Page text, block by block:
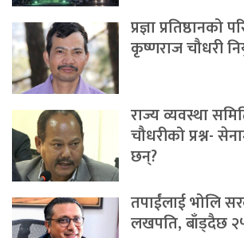
प्रज्ञा
कृष्णराज चौधरी
राज्य व्यवस्था
चौधरीको प्रश्न-
छन्?
तपाईंलाई भोलि
लखपति, बाँड्दैछ